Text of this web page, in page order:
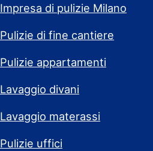
Impresa di pulizie Milano
Pulizie di fine cantiere
Pulizie appartamenti
Lavaggio divani
Lavaggio materassi
Pulizie uffici